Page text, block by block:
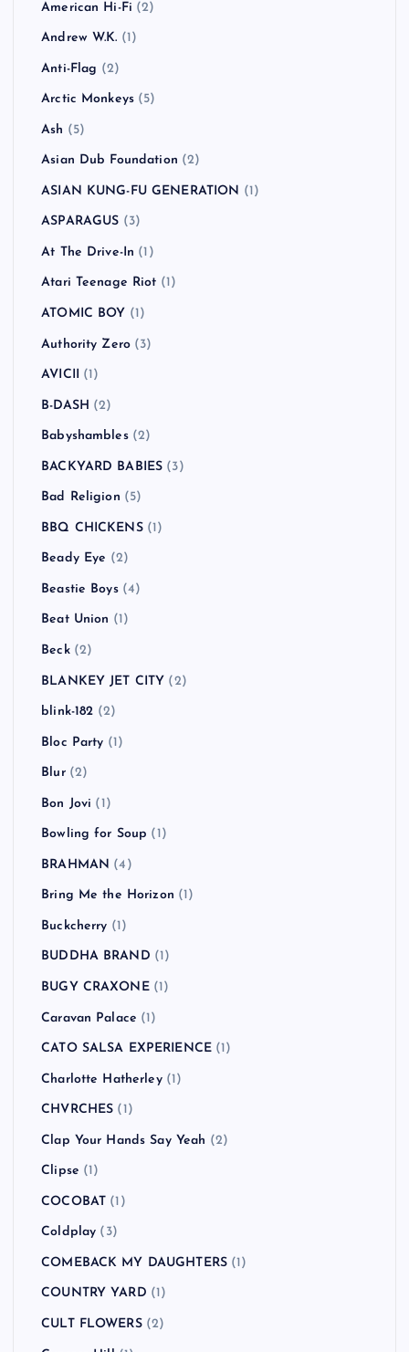
American Hi-Fi (2)
Andrew W.K. (1)
Anti-Flag (2)
Arctic Monkeys (5)
Ash (5)
Asian Dub Foundation (2)
ASIAN KUNG-FU GENERATION (1)
ASPARAGUS (3)
At The Drive-In (1)
Atari Teenage Riot (1)
ATOMIC BOY (1)
Authority Zero (3)
AVICII (1)
B-DASH (2)
Babyshambles(2)
BACKYARD BABIES (3)
Bad Religion (5)
BBQ CHICKENS(1)
Beady Eye (2)
Beastie Boys(4)
Beat Union (1)
Beck(2)
BLANKEY JET CITY (2)
blink-182 (2)
Bloc Party (1)
Blur(2)
Bon Jovi (1)
Bowling for Soup (1)
BRAHMAN (4)
Bring Me the Horizon (1)
Buckcherry (1)
BUDDHA BRAND (1)
BUGY CRAXONE(1)
Caravan Palace (1)
CATO SALSA EXPERIENCE (1)
Charlotte Hatherley(1)
CHVRCHES (1)
Clap Your Hands Say Yeah (2)
Clipse (1)
COCOBAT (1)
Coldplay (3)
COMEBACK MY DAUGHTERS (1)
COUNTRY YARD (1)
CULT FLOWERS(2)